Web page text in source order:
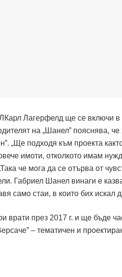
Карл Лагерфелд ще се включи
на „Шанел” пояснява,
„Ще подходя към проекта
имоти, отколкото имам
че мога да се отърва от
Габриел Шанел винаги е
само стаи, в които бих искал
врати през 2017 г. и ще бъде
– тематичен и